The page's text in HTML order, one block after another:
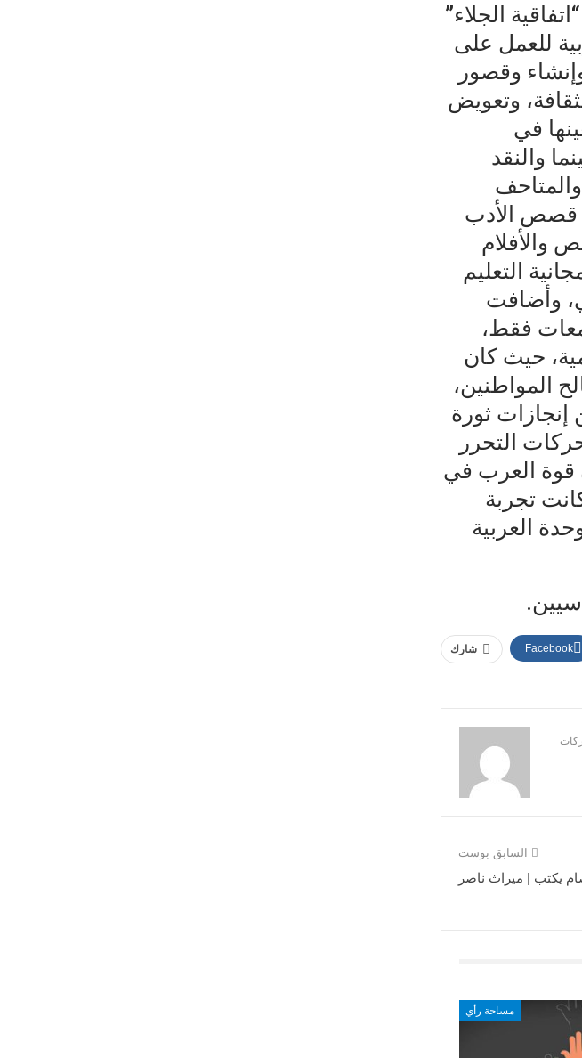
الجلاء”
للعمل على
وقصور
وتعويض
في
والنقد
والمتاحف
قصص الأدب
والأفلام
أصبح هناك مجانية التعليم
وأضافت
فقط،
حيث كان
المواطنين،
ثورة
التحرر
قوة العرب في
تجربة
فبراير ١٩٥٨ نموذجا للوحدة العربية
شارك Facebook
السابق بوست
يكتب | ميراث ناصر
مساحة رأي